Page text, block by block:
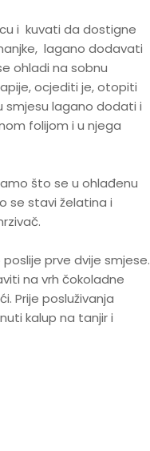
i kuvati da dostigne
lagano dodavati
ohladi na sobnu
ocjediti je, otopiti
smjesu lagano dodati i
folijom i u njega
što se u ohlađenu
se stavi želatina i
prve dvije smjese.
na vrh čokoladne
Prije posluživanja
kalup na tanjir i